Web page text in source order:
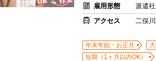
雇用形態
派遣社
アクセス
二俣
年末年始・お正月
短期（1ヶ月以内OK）